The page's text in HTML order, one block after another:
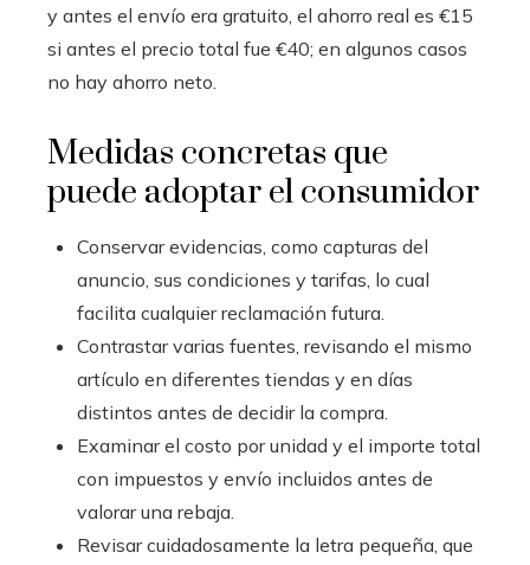
y antes el envío era gratuito, el ahorro real es €15
si antes el precio total fue €40; en algunos casos
no hay ahorro neto.
Medidas concretas que
puede adoptar el consumidor
Conservar evidencias, como capturas del
anuncio, sus condiciones y tarifas, lo cual
facilita cualquier reclamación futura.
Contrastar varias fuentes, revisando el mismo
artículo en diferentes tiendas y en días
distintos antes de decidir la compra.
Examinar el costo por unidad y el importe total
con impuestos y envío incluidos antes de
valorar una rebaja.
Revisar cuidadosamente la letra pequeña, que